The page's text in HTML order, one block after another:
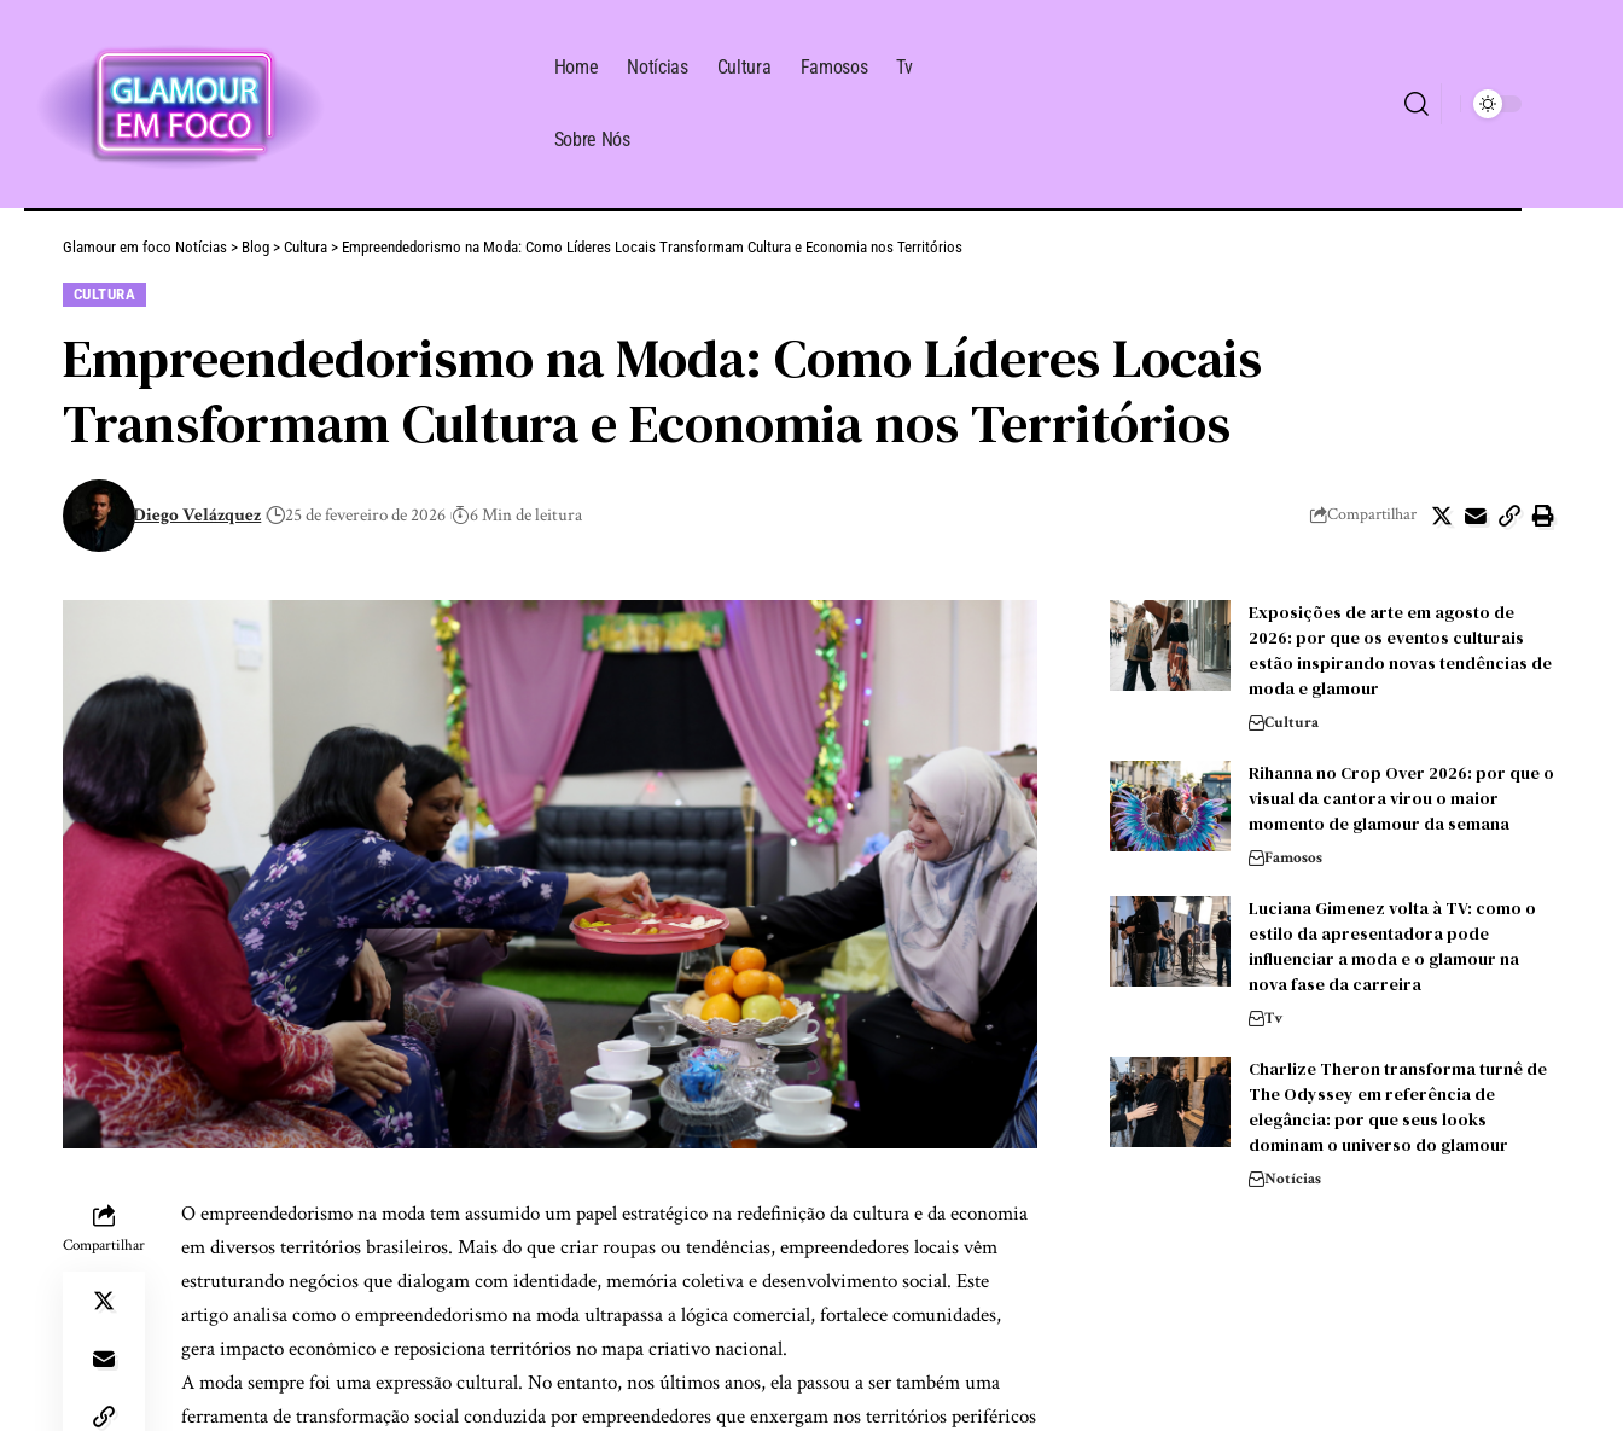
Home Notícias Cultura Famosos Tv
Sobre Nós
Glamour em foco Notícias > Blog > Cultura > Empreendedorismo na Moda: Como Líderes Locais Transformam Cultura e Economia nos Territórios
CULTURA
Empreendedorismo na Moda: Como Líderes Locais
Transformam Cultura e Economia nos Territórios
Diego Velázquez 25 de fevereiro de 2026 6 Min de leitura Compartilhar
Compartilhar
O empreendedorismo na moda tem assumido um papel estratégico na redefinição da cultura e da economia
em diversos territórios brasileiros. Mais do que criar roupas ou tendências, empreendedores locais vêm
estruturando negócios que dialogam com identidade, memória coletiva e desenvolvimento social. Este
artigo analisa como o empreendedorismo na moda ultrapassa a lógica comercial, fortalece comunidades,
gera impacto econômico e reposiciona territórios no mapa criativo nacional.
A moda sempre foi uma expressão cultural. No entanto, nos últimos anos, ela passou a ser também uma
ferramenta de transformação social conduzida por empreendedores que enxergam nos territórios periféricos
Exposições de arte em agosto de
2026: por que os eventos culturais
estão inspirando novas tendências de
moda e glamour
Cultura
Rihanna no Crop Over 2026: por que o
visual da cantora virou o maior
momento de glamour da semana
Famosos
Luciana Gimenez volta à TV: como o
estilo da apresentadora pode
influenciar a moda e o glamour na
nova fase da carreira
Tv
Charlize Theron transforma turnê de
The Odyssey em referência de
elegância: por que seus looks
dominam o universo do glamour
Notícias